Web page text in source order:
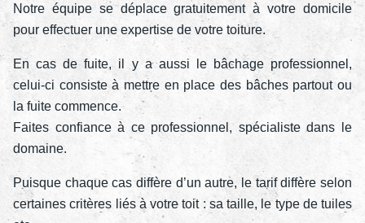
Notre équipe se déplace gratuitement à votre domicile
pour effectuer une expertise de votre toiture.
En cas de fuite, il y a aussi le bâchage professionnel,
celui-ci consiste à mettre en place des bâches partout ou
la fuite commence.
Faites confiance à ce professionnel, spécialiste dans le
domaine.
Puisque chaque cas diffère d’un autre, le tarif diffère selon
certaines critères liés à votre toit : sa taille, le type de tuiles